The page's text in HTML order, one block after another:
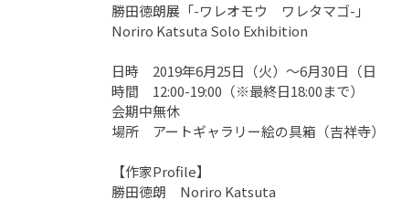
勝田徳朗展「-ワレオモウ ワレタマゴ-」
Noriro Katsuta Solo Exhibition
日時 2019年6月25日（火）〜6月30日（日
時間 12:00-19:00（※最終日18:00まで）
会期中無休
場所 アートギャラリー絵の具箱（吉祥寺）
【作家Profile】
勝田徳朗 Noriro Katsuta